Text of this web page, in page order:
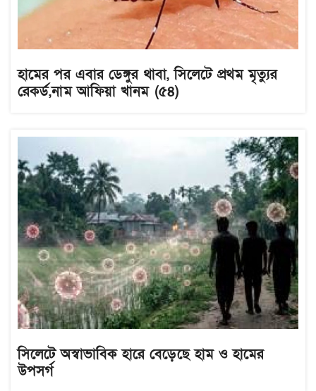
হামের পর এবার ডেঙ্গুর থাবা, সিলেটে প্রথম মৃত্যুর
রেকর্ড,নাম আফিয়া খানম (৫৪)
সিলেটে অস্বাভাবিক হারে বেড়েছে হাম ও হামের
উপসর্গ